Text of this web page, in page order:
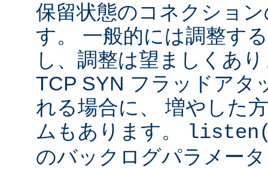
保留状態のコネクショ
す。 一般的には調整す
し、調整は望ましくあ
TCP SYN フラッドアタ
れる場合に、 増やした
ムもあります。
のバックログパラメー